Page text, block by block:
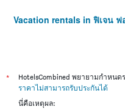
Vacation rentals in ฟิเจน ฟ
*
HotelsCombined พยายามกำหน
ราคาไม่สามารถรับประกันได้
นี่คือเหตุผล: